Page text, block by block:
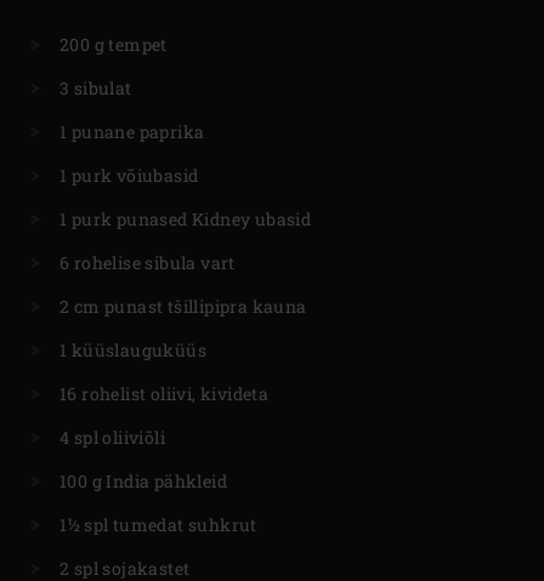
200 g tempet
3 sibulat
1 punane paprika
1 purk võiubasid
1 purk punased Kidney ubasid
6 rohelise sibula vart
2 cm punast tšillipipra kauna
1 küüslauguküüs
16 rohelist oliivi, kivideta
4 spl oliiviõli
100 g India pähkleid
1½ spl tumedat suhkrut
2 spl sojakastet